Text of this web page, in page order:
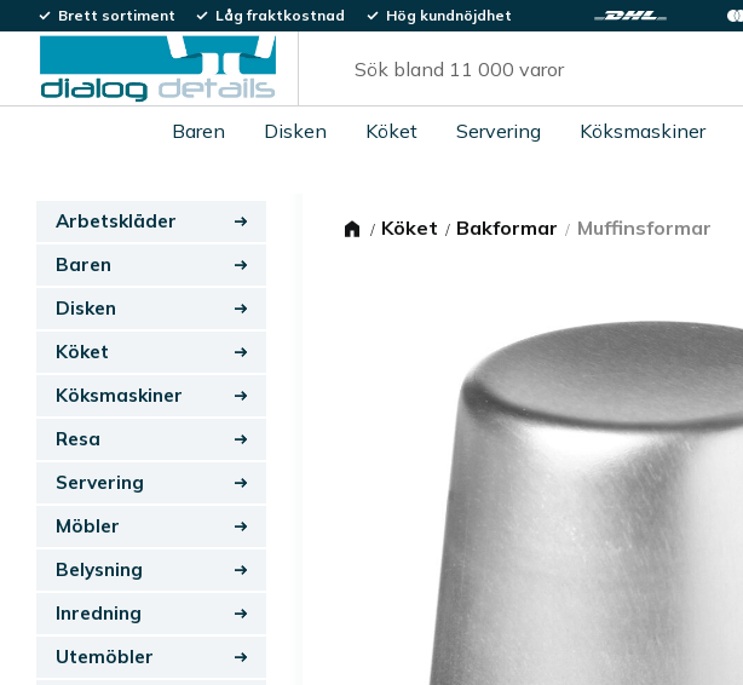
Brett sortiment Låg fraktkostnad Hög kundnöjdhet
Baren Disken Köket Servering Köksmaskiner
Köket Bakformar Muffinsformar
Arbetskläder
Baren
Disken
Köket
Köksmaskiner
Resa
Servering
Möbler
Belysning
Inredning
Utemöbler